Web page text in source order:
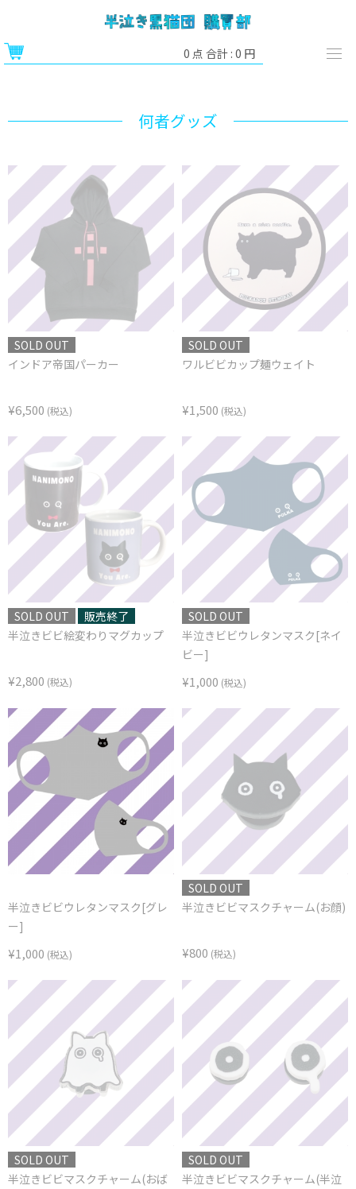
0 点 合計 : 0 円
何者グッズ
SOLD OUT
インドア帝国パーカー
¥6,500 (税込)
SOLD OUT
ワルビビカップ麺ウェイト
¥1,500 (税込)
SOLD OUT
販売終了
半泣きビビ絵変わりマグカップ
¥2,800 (税込)
SOLD OUT
半泣きビビウレタンマスク[ネイ
ビー]
¥1,000 (税込)
半泣きビビウレタンマスク[グレ
ー]
¥1,000 (税込)
SOLD OUT
半泣きビビマスクチャーム(お顔)
¥800 (税込)
SOLD OUT
半泣きビビマスクチャーム(おば
SOLD OUT
半泣きビビマスクチャーム(半泣